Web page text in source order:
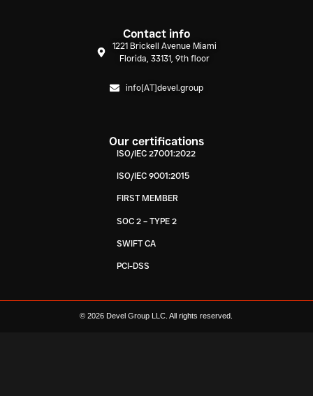
Contact info
1221 Brickell Avenue Miami
Florida, 33131, 9th floor
info[AT]devel.group
Our certifications
ISO/IEC 27001:2022
ISO/IEC 9001:2015
FIRST MEMBER
SOC 2 – TYPE 2
SWIFT CA
PCI-DSS
© 2026 Devel Group LLC. All rights reserved.